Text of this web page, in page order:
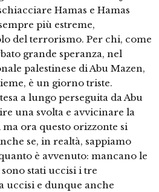
Hamas e Hamas
più estreme,
del terrorismo. Per chi, come
grande speranza, nel
palestinese di Abu Mazen,
è un giorno triste.
a lungo perseguita da Abu
una svolta e avvicinare la
ora questo orizzonte si
se, in realtà, sappiamo
è avvenuto: mancano le
stati uccisi i tre
uccisi e dunque anche